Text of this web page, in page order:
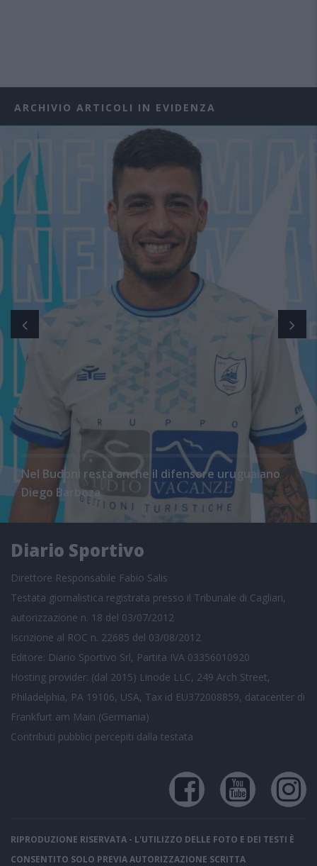
ARCHIVIO ARTICOLI IN EVIDENZA
Nel Budoni resta anche il difensore uruguaiano
Diego Barboza
Diario Sportivo
Direttore Responsabile Fabio Salis
Testata giornalistica registrata presso il Tribunale di Cagliari,
autorizzazione n. 18 del 03/07/2012
Iscrizione al ROC n. 22685 del 03/08/2012
Editore: Diario Sportivo Srl, Partita IVA 03356010920
Hosting provider: (dal 2015) Linode LLC, 249 Arch Street,
Philadelphia, PA 19106, USA, Tax id EU372008859, datacenter di
Frankfurt am Main (Germania)
Contributi pubblici percepiti dalla testata
RIPRODUZIONE RISERVATA - L'UTILIZZO DELLE FOTO E DEI TESTI È
CONSENTITO SOLO PREVIA AUTORIZZAZIONE SCRITTA